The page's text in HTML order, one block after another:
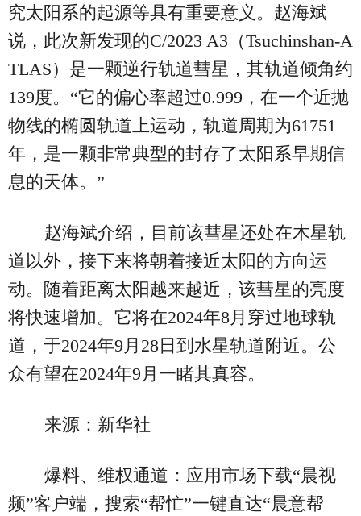
究太阳系的起源等具有重要意义。赵海斌
说，此次新发现的C/2023 A3（Tsuchinshan-A
TLAS）是一颗逆行轨道彗星，其轨道倾角约
139度。“它的偏心率超过0.999，在一个近抛
物线的椭圆轨道上运动，轨道周期为61751
年，是一颗非常典型的封存了太阳系早期信
息的天体。”
赵海斌介绍，目前该彗星还处在木星轨
道以外，接下来将朝着接近太阳的方向运
动。随着距离太阳越来越近，该彗星的亮度
将快速增加。它将在2024年8月穿过地球轨
道，于2024年9月28日到水星轨道附近。公
众有望在2024年9月一睹其真容。
来源：新华社
爆料、维权通道：应用市场下载“晨视
频”客户端，搜索“帮忙”一键直达“晨意帮